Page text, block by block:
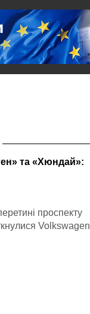
та «Хюндай»:
проспекту
Volkswagen